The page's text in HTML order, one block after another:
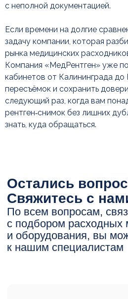
с неполной документацией.
Если времени на долгие
задачу компании, которая
рынка медицинских
Компания «МедРентген» уже
кабинетов от Калининграда до
пересъёмок и сохранить
следующий раз, когда вам
рентген‑снимок без лишних
знать, куда обращаться.